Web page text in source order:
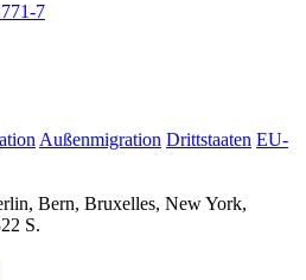
7
Außenmigration Drittstaaten EU-
Bern, Bruxelles, New York,
S.